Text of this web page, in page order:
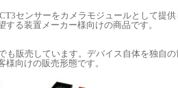
センサーをカメラモジュールとして提
る装置メーカー様向けの商品です。
も販売しています。デバイス自体を独自
向けの販売形態です。